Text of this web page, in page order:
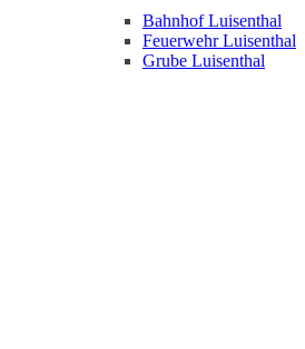
Bahnhof Luisenthal
Feuerwehr Luisenthal
Grube Luisenthal